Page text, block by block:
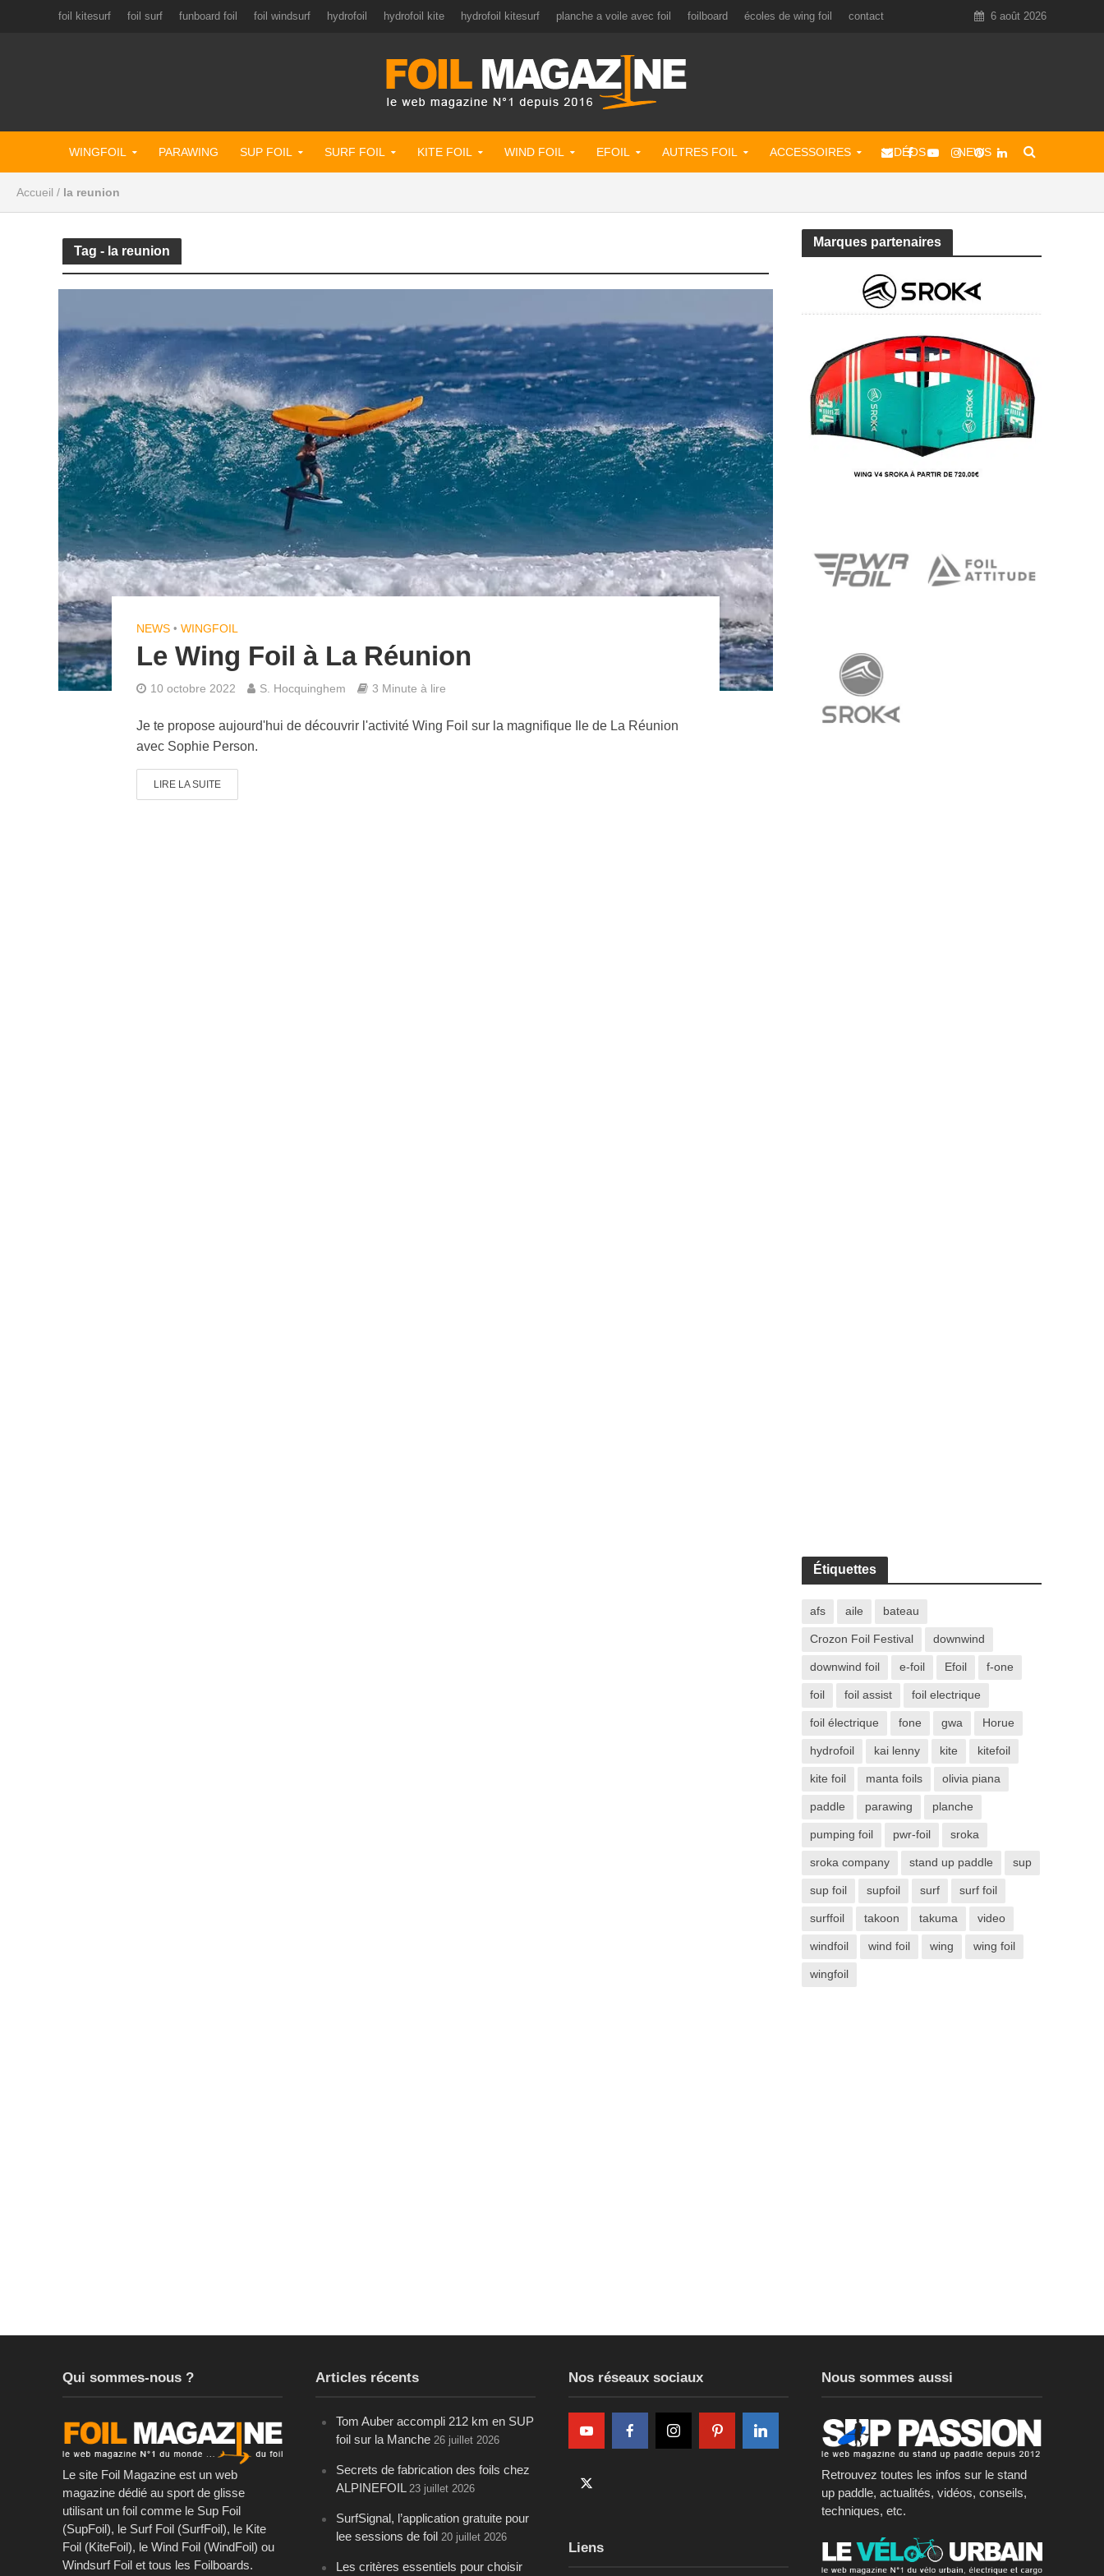
foil kitesurf foil surf funboard foil foil windsurf hydrofoil hydrofoil kite hydrofoil kitesurf planche a voile avec foil foilboard écoles de wing foil contact 6 août 2026
WINGFOIL PARAWING SUP FOIL SURF FOIL KITE FOIL WIND FOIL EFOIL AUTRES FOIL ACCESSOIRES VIDÉOS NEWS
Accueil / la reunion
Tag - la reunion
NEWS • WINGFOIL
Le Wing Foil à La Réunion
10 octobre 2022 S. Hocquinghem 3 Minute à lire
Je te propose aujourd'hui de découvrir l'activité Wing Foil sur la magnifique Ile de La Réunion
avec Sophie Person.
LIRE LA SUITE
Marques partenaires
Étiquettes
afs aile bateau
Crozon Foil Festival downwind
downwind foil e-foil Efoil f-one
foil foil assist foil electrique
foil électrique fone gwa Horue
hydrofoil kai lenny kite kitefoil
kite foil manta foils olivia piana
paddle parawing planche
pumping foil pwr-foil sroka
sroka company stand up paddle sup
sup foil supfoil surf surf foil
surffoil takoon takuma video
windfoil wind foil wing wing foil
wingfoil
Qui sommes-nous ?
Le site Foil Magazine est un web
magazine dédié au sport de glisse
utilisant un foil comme le Sup Foil
(SupFoil), le Surf Foil (SurfFoil), le Kite
Foil (KiteFoil), le Wind Foil (WindFoil) ou
Windsurf Foil et tous les Foilboards.
Articles récents
Tom Auber accompli 212 km en SUP
foil sur la Manche 26 juillet 2026
Secrets de fabrication des foils chez
ALPINEFOIL 23 juillet 2026
SurfSignal, l’application gratuite pour
lee sessions de foil 20 juillet 2026
Les critères essentiels pour choisir
Nos réseaux sociaux
Liens
Nous sommes aussi
Retrouvez toutes les infos sur le stand
up paddle, actualités, vidéos, conseils,
techniques, etc.